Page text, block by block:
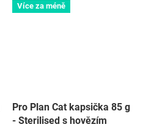
Více za méně
Pro Plan Cat kapsička 85 g
- Sterilised s hovězím